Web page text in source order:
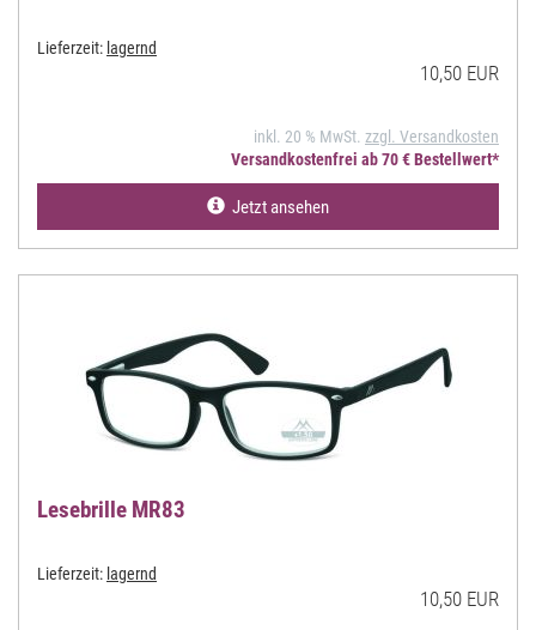
Lieferzeit: lagernd
10,50 EUR
inkl. 20 % MwSt. zzgl. Versandkosten
Versandkostenfrei ab 70 € Bestellwert*
Jetzt ansehen
Lesebrille MR83
Lieferzeit: lagernd
10,50 EUR